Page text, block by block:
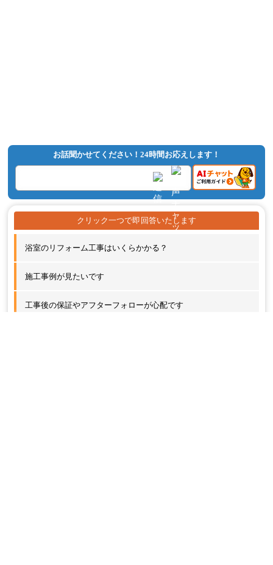
お話聞かせてください！24時間お応えします！
浴室のリフォーム工事はいくらかかる？
施工事例が見たいです
工事後の保証やアフターフォローが心配です